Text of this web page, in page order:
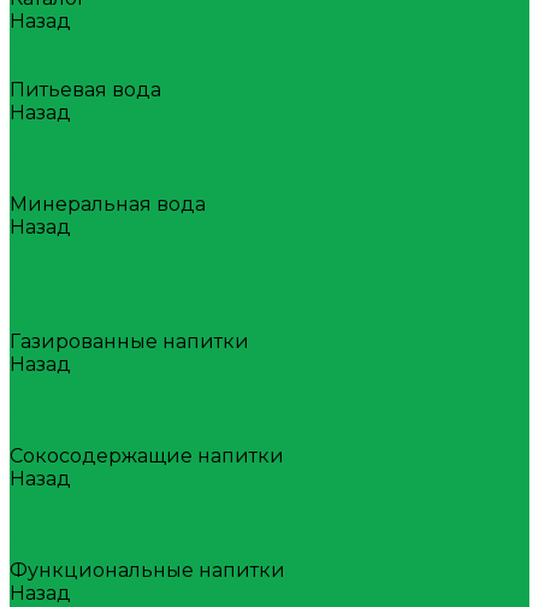
Назад
Питьевая вода
Назад
Минеральная вода
Назад
Газированные напитки
Назад
Сокосодержащие напитки
Назад
Функциональные напитки
Назад